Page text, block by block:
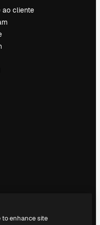
ao cliente
to enhance site